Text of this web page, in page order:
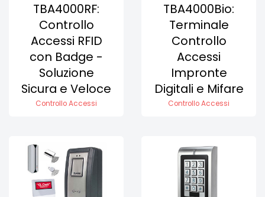
TBA4000RF:
Controllo
Accessi RFID
con Badge -
Soluzione
Sicura e Veloce
Controllo Accessi
TBA4000Bio:
Terminale
Controllo
Accessi
Impronte
Digitali e Mifare
Controllo Accessi